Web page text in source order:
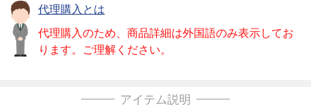
代理購入とは
代理購入のため、商品詳細は外国語のみ表示してお
ります。ご理解ください。
アイテム説明